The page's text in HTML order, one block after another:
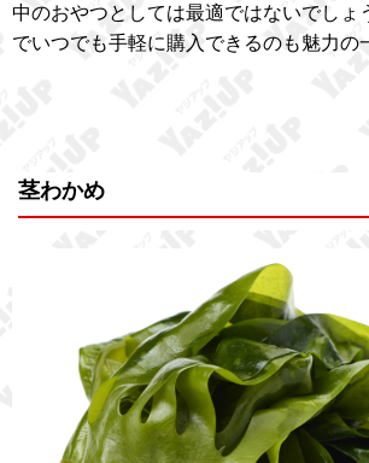
中のおやつとしては最適ではないでし
でいつでも手軽に購入できるのも魅力の
茎わかめ